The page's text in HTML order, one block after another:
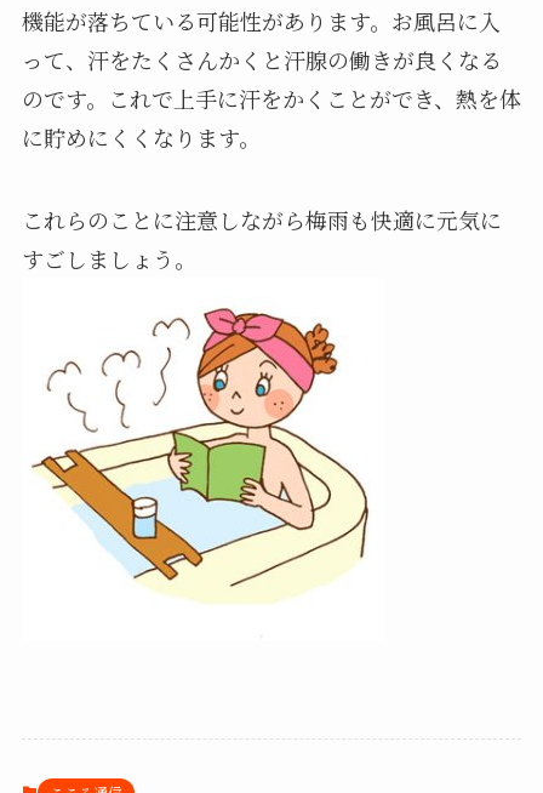
機能が落ちている可能性があります。お風呂に入
って、汗をたくさんかくと汗腺の働きが良くなる
のです。これで上手に汗をかくことができ、熱を体
に貯めにくくなります。
これらのことに注意しながら梅雨も快適に元気に
すごしましょう。